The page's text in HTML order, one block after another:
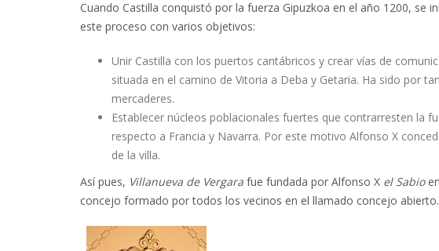
Cuando Castilla conquistó por la fuerza Gipuzkoa en el año 1200, se
este proceso con varios objetivos:
Unir Castilla con los puertos cantábricos y crear vías de
situada en el camino de Vitoria a Deba y Getaria. Ha sido por
mercaderes.
Establecer núcleos poblacionales fuertes que contrarresten la
respecto a Francia y Navarra. Por este motivo Alfonso X
de la villa.
Así pues, Villanueva de Vergara fue fundada por Alfonso X el Sabio
concejo formado por todos los vecinos en el llamado concejo abierto.